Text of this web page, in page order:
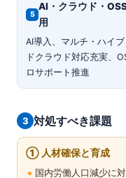
5
AI・クラウド・
用
AI導入、マルチ・ハイブ
ドクラウド対応充実、
ロサポート推進
3 対処すべき課題
① 人材確保と育成
国内労働人口減少に